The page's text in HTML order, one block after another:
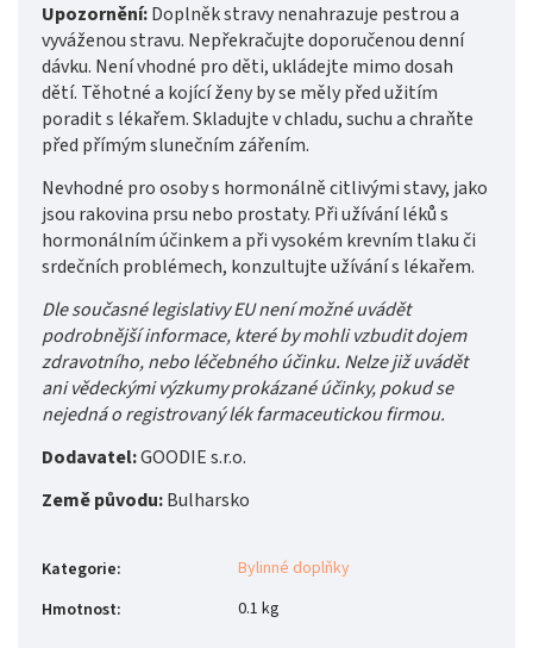
Upozornění:Doplněk stravy nenahrazuje pestrou a
vyváženou stravu. Nepřekračujte doporučenou denní
dávku. Není vhodné pro děti, ukládejte mimo dosah
dětí. Těhotné a kojící ženy by se měly před užitím
poradit s lékařem. Skladujte v chladu, suchu a chraňte
před přímým slunečním zářením.
Nevhodné pro osoby s hormonálně citlivými stavy, jako
jsou rakovina prsu nebo prostaty. Při užívání léků s
hormonálním účinkem a při vysokém krevním tlaku či
srdečních problémech, konzultujte užívání s lékařem.
Dle současné legislativy EU není možné uvádět
podrobnější informace, které by mohli vzbudit dojem
zdravotního, nebo léčebného účinku. Nelze již uvádět
ani vědeckými výzkumy prokázané účinky, pokud se
nejedná o registrovaný lék farmaceutickou firmou.
Dodavatel:GOODIE s.r.o.
Země původu:Bulharsko
Kategorie:
Bylinné doplňky
Hmotnost: 0.1 kg